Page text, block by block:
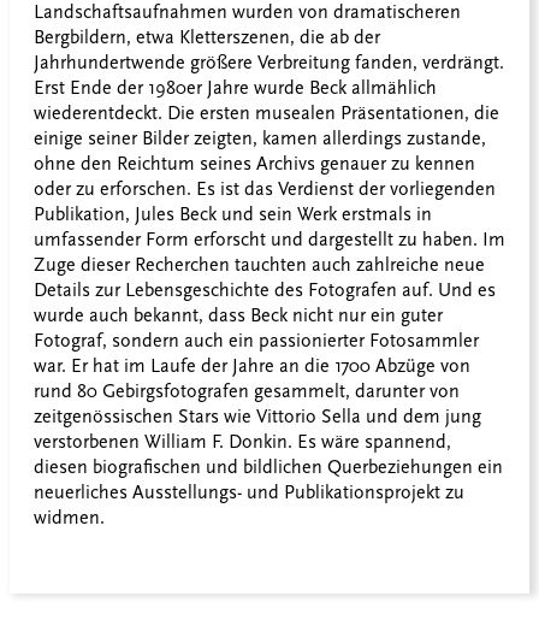
Landschaftsaufnahmen wurden von dramatischeren
Bergbildern, etwa Kletterszenen, die ab der
Jahrhundertwende größere Verbreitung fanden, verdrängt.
Erst Ende der 1980er Jahre wurde Beck allmählich
wiederentdeckt. Die ersten musealen Präsentationen, die
einige seiner Bilder zeigten, kamen allerdings zustande,
ohne den Reichtum seines Archivs genauer zu kennen
oder zu erforschen. Es ist das Verdienst der vorliegenden
Publikation, Jules Beck und sein Werk erstmals in
umfassender Form erforscht und dargestellt zu haben. Im
Zuge dieser Recherchen tauchten auch zahlreiche neue
Details zur Lebensgeschichte des Fotografen auf. Und es
wurde auch bekannt, dass Beck nicht nur ein guter
Fotograf, sondern auch ein passionierter Fotosammler
war. Er hat im Laufe der Jahre an die 1700 Abzüge von
rund 80 Gebirgsfotografen gesammelt, darunter von
zeitgenössischen Stars wie Vittorio Sella und dem jung
verstorbenen William F. Donkin. Es wäre spannend,
diesen biografischen und bildlichen Querbeziehungen ein
neuerliches Ausstellungs- und Publikationsprojekt zu
widmen.